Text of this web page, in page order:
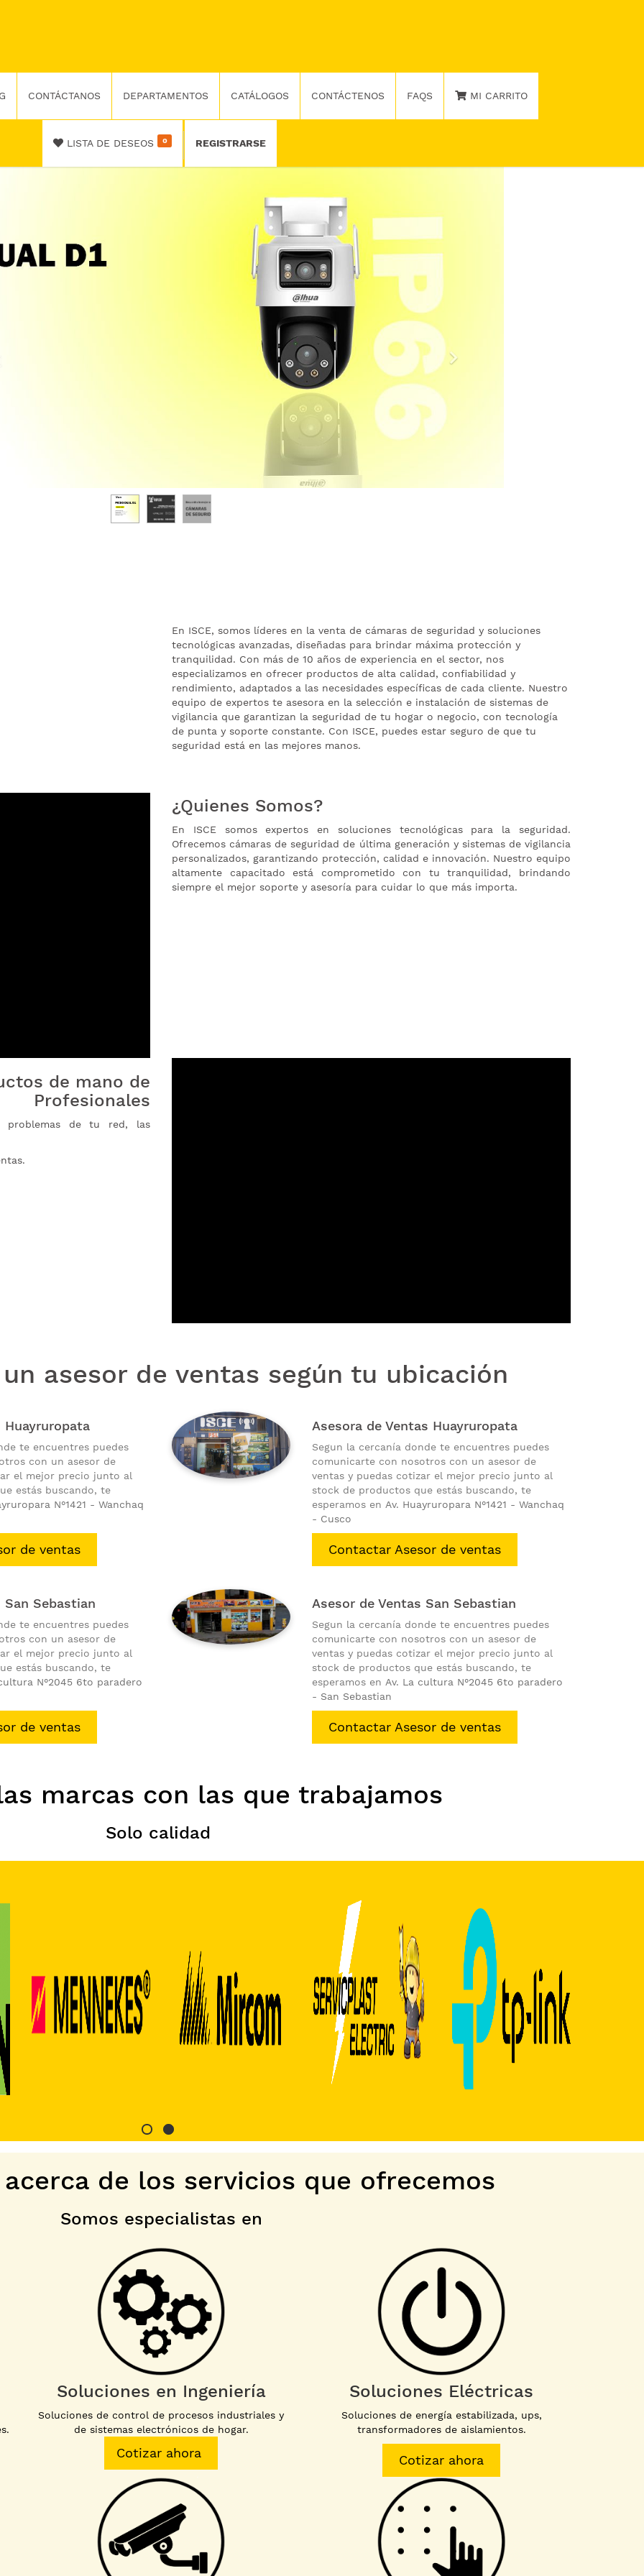
CONTÁCTANOS DEPARTAMENTOS CATÁLOGOS CONTÁCTENOS FAQS MI CARRITO
LISTA DE DESEOS 0 REGISTRARSE
En ISCE, somos líderes en la venta de cámaras de seguridad y soluciones
tecnológicas avanzadas, diseñadas para brindar máxima protección y
tranquilidad. Con más de 10 años de experiencia en el sector, nos
especializamos en ofrecer productos de alta calidad, confiabilidad y
rendimiento, adaptados a las necesidades específicas de cada cliente. Nuestro
equipo de expertos te asesora en la selección e instalación de sistemas de
vigilancia que garantizan la seguridad de tu hogar o negocio, con tecnología
de punta y soporte constante. Con ISCE, puedes estar seguro de que tu
seguridad está en las mejores manos.
¿Quienes Somos?
En ISCE somos expertos en soluciones tecnológicas para la seguridad.
Ofrecemos cámaras de seguridad de última generación y sistemas de vigilancia
personalizados, garantizando protección, calidad e innovación. Nuestro equipo
altamente capacitado está comprometido con tu tranquilidad, brindando
siempre el mejor soporte y asesoría para cuidar lo que más importa.
de mano de
Profesionales
problemas de tu red, las
asesor de ventas según tu ubicación
te encuentres puedes
con un asesor de
el mejor precio junto al
estás buscando, te
N°1421 - Wanchaq
de ventas
Asesora de Ventas Huayruropata
Segun la cercanía donde te encuentres puedes
comunicarte con nosotros con un asesor de
ventas y puedas cotizar el mejor precio junto al
stock de productos que estás buscando, te
esperamos en Av. Huayruropara N°1421 - Wanchaq
- Cusco
Contactar Asesor de ventas
San Sebastian
te encuentres puedes
con un asesor de
el mejor precio junto al
estás buscando, te
N°2045 6to paradero
de ventas
Asesor de Ventas San Sebastian
Segun la cercanía donde te encuentres puedes
comunicarte con nosotros con un asesor de
ventas y puedas cotizar el mejor precio junto al
stock de productos que estás buscando, te
esperamos en Av. La cultura N°2045 6to paradero
- San Sebastian
Contactar Asesor de ventas
marcas con las que trabajamos
Solo calidad
de los servicios que ofrecemos
Somos especialistas en
Soluciones en Ingeniería
Soluciones de control de procesos industriales y
de sistemas electrónicos de hogar.
Cotizar ahora
Soluciones Eléctricas
Soluciones de energía estabilizada, ups,
transformadores de aislamientos.
Cotizar ahora